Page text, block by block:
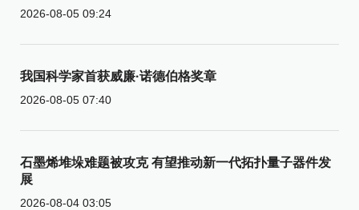
2026-08-05 09:24
我国科学家首获威廉·诺德伯格奖章
2026-08-05 07:40
石墨烯堆垛难题被攻克 有望推动新一代拓扑量子器件发
展
2026-08-04 03:05